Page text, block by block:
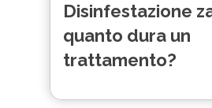
Disinfestazione
quanto dura un
trattamento?